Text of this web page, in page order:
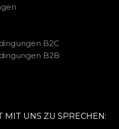
B2C
B2B
MIT UNS ZU SPRECHEN: